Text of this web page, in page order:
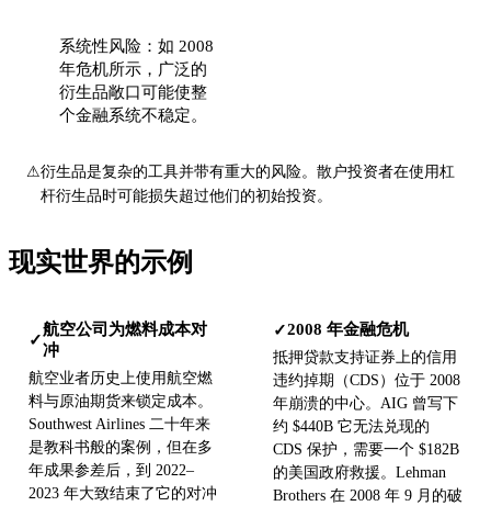
系统性风险：如 2008
年危机所示，广泛的
衍生品敞口可能使整
个金融系统不稳定。
⚠衍生品是复杂的工具并带有重大的风险。散户投资者在使用杠
杆衍生品时可能损失超过他们的初始投资。
现实世界的示例
✓
航空公司为燃料成本对
冲
航空业者历史上使用航空燃
料与原油期货来锁定成本。
Southwest Airlines 二十年来
是教科书般的案例，但在多
年成果参差后，到 2022–
2023 年大致结束了它的对冲
✓2008 年金融危机
抵押贷款支持证券上的信用
违约掉期（CDS）位于 2008
年崩溃的中心。AIG 曾写下
约 $440B 它无法兑现的
CDS 保护，需要一个 $182B
的美国政府救援。Lehman
Brothers 在 2008 年 9 月的破